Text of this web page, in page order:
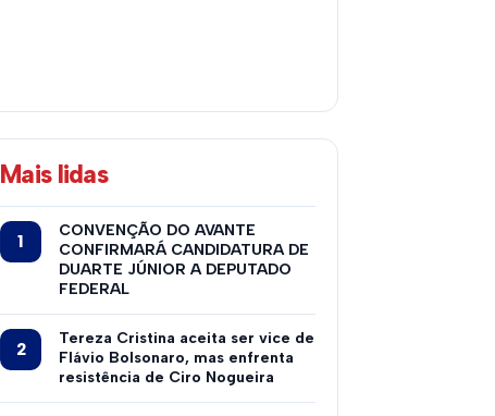
Mais lidas
CONVENÇÃO DO AVANTE
CONFIRMARÁ CANDIDATURA DE
DUARTE JÚNIOR A DEPUTADO
FEDERAL
Tereza Cristina aceita ser vice de
Flávio Bolsonaro, mas enfrenta
resistência de Ciro Nogueira